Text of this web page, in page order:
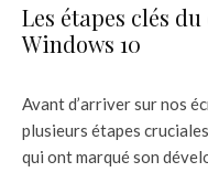
Les étapes clés
Windows 10
Avant d’arriver sur nos
plusieurs étapes
qui ont marqué son